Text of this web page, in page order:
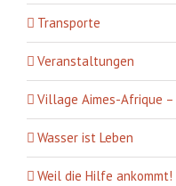
Transporte
Veranstaltungen
Village Aimes-Afrique
Wasser ist Leben
Weil die Hilfe ankommt!